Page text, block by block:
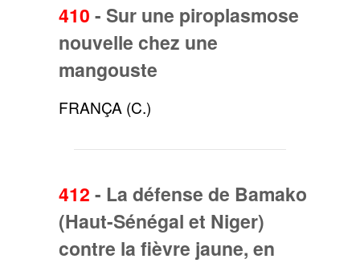
410 - Sur une piroplasmose
nouvelle chez une
mangouste
FRANÇA (C.)
412 - La défense de Bamako
(Haut-Sénégal et Niger)
contre la fièvre jaune, en